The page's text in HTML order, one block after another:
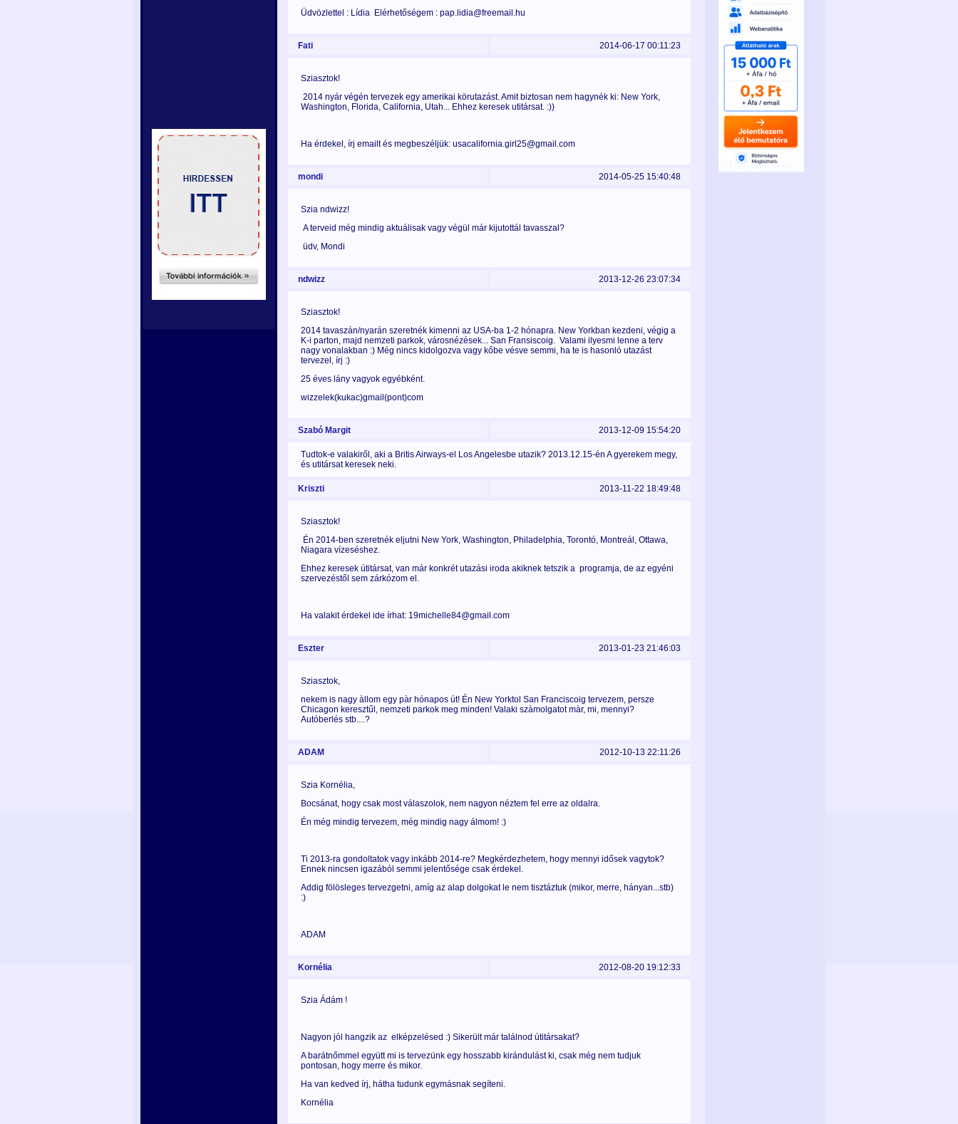
Üdvözlettel : Lídia Elérhetőségem : pap.lidia@freemail.hu
Fati 2014-06-17 00:11:23
Sziasztok!
2014 nyár végén tervezek egy amerikai körutazást. Amit biztosan nem hagynék ki: New York,
Washington, Florida, California, Utah... Ehhez keresek utitársat. :))
Ha érdekel, írj emailt és megbeszéljük: usacalifornia.girl25@gmail.com
mondi 2014-05-25 15:40:48
Szia ndwizz!
A terveid még mindig aktuálisak vagy végül már kijutottál tavasszal?
üdv, Mondi
ndwizz 2013-12-26 23:07:34
Sziasztok!
2014 tavaszán/nyarán szeretnék kimenni az USA-ba 1-2 hónapra. New Yorkban kezdeni, végig a
K-i parton, majd nemzeti parkok, városnézések... San Fransiscoig. Valami ilyesmi lenne a terv
nagy vonalakban :) Még nincs kidolgozva vagy kőbe vésve semmi, ha te is hasonló utazást
tervezel, írj :)
25 éves lány vagyok egyébként.
wizzelek(kukac)gmail(pont)com
Szabó Margit 2013-12-09 15:54:20
Tudtok-e valakiről, aki a Britis Airways-el Los Angelesbe utazik? 2013.12.15-én A gyerekem megy,
és utitársat keresek neki.
Kriszti 2013-11-22 18:49:48
Sziasztok!
Én 2014-ben szeretnék eljutni New York, Washington, Philadelphia, Torontó, Montreál, Ottawa,
Niagara vízeséshez.
Ehhez keresek útitársat, van már konkrét utazási iroda akiknek tetszik a programja, de az egyéni
szervezéstől sem zárkózom el.
Ha valakit érdekel ide írhat: 19michelle84@gmail.com
Eszter 2013-01-23 21:46:03
Sziasztok,
nekem is nagy àllom egy pàr hónapos út! Én New Yorktol San Franciscoig tervezem, persze
Chicagon keresztűl, nemzeti parkok meg minden! Valaki szàmolgatot màr, mi, mennyi?
Autóberlés stb....?
ADAM 2012-10-13 22:11:26
Szia Kornélia,
Bocsánat, hogy csak most válaszolok, nem nagyon néztem fel erre az oldalra.
Én még mindig tervezem, még mindig nagy álmom! :)
Ti 2013-ra gondoltatok vagy inkább 2014-re? Megkérdezhetem, hogy mennyi idősek vagytok?
Ennek nincsen igazából semmi jelentősége csak érdekel.
Addig fölösleges tervezgetni, amíg az alap dolgokat le nem tisztáztuk (mikor, merre, hányan...stb)
:)
ADAM
Kornélia 2012-08-20 19:12:33
Szia Ádám !
Nagyon jól hangzik az elképzelésed :) Sikerült már találnod útitársakat?
A barátnőmmel együtt mi is tervezünk egy hosszabb kirándulást ki, csak még nem tudjuk
pontosan, hogy merre és mikor.
Ha van kedved írj, hátha tudunk egymásnak segíteni.
Kornélia